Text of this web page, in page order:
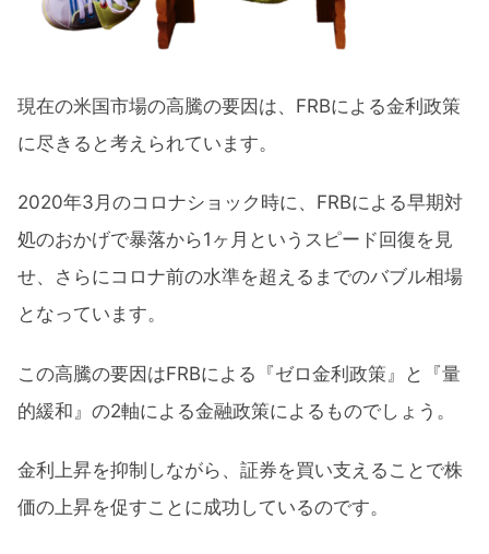
現在の米国市場の高騰の要因は、FRBによる金利政策
に尽きると考えられています。
2020年3月のコロナショック時に、FRBによる早期対
処のおかげで暴落から1ヶ月というスピード回復を見
せ、さらにコロナ前の水準を超えるまでのバブル相場
となっています。
この高騰の要因はFRBによる『ゼロ金利政策』と『量
的緩和』の2軸による金融政策によるものでしょう。
金利上昇を抑制しながら、証券を買い支えることで株
価の上昇を促すことに成功しているのです。